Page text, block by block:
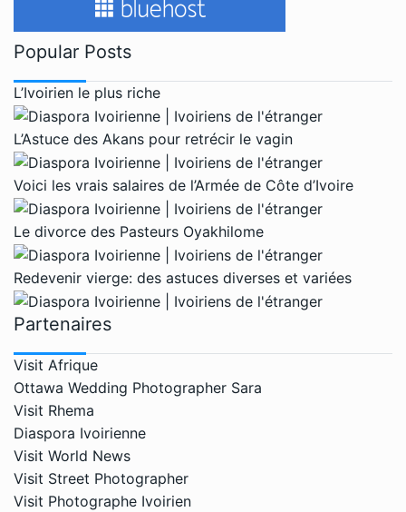
Popular Posts
L’Ivoirien le plus riche
L’Astuce des Akans pour retrécir le vagin
Voici les vrais salaires de l’Armée de Côte d’Ivoire
Le divorce des Pasteurs Oyakhilome
Redevenir vierge: des astuces diverses et variées
Partenaires
Visit Afrique
Ottawa Wedding Photographer Sara
Visit Rhema
Diaspora Ivoirienne
Visit World News
Visit Street Photographer
Visit Photographe Ivoirien